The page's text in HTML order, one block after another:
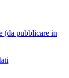
(da pubblicare in